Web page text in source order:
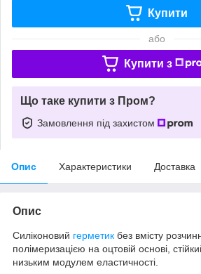
Купити
або
Купити з
Що таке купити з Пром?
Замовлення під захистом
Опис Характеристики Доставка
Опис
Силіконовий герметик без вмісту
полімеризацією на оцтовій основі,
низьким модулем еластичності.